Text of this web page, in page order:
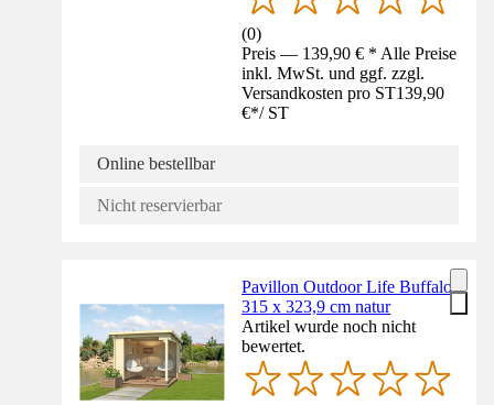
(0)
Preis — 139,90 € * Alle Preise
inkl. MwSt. und ggf. zzgl.
Versandkosten pro ST139,90
€*/ ST
Online bestellbar
Nicht reservierbar
Pavillon Outdoor Life Buffalo
315 x 323,9 cm natur
Artikel wurde noch nicht
bewertet.